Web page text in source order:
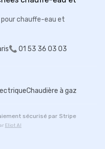
chauffe-eau et
📞 01 53 36 03 03
Chaudière à gaz
sécurisé par Stripe
Eliot AI